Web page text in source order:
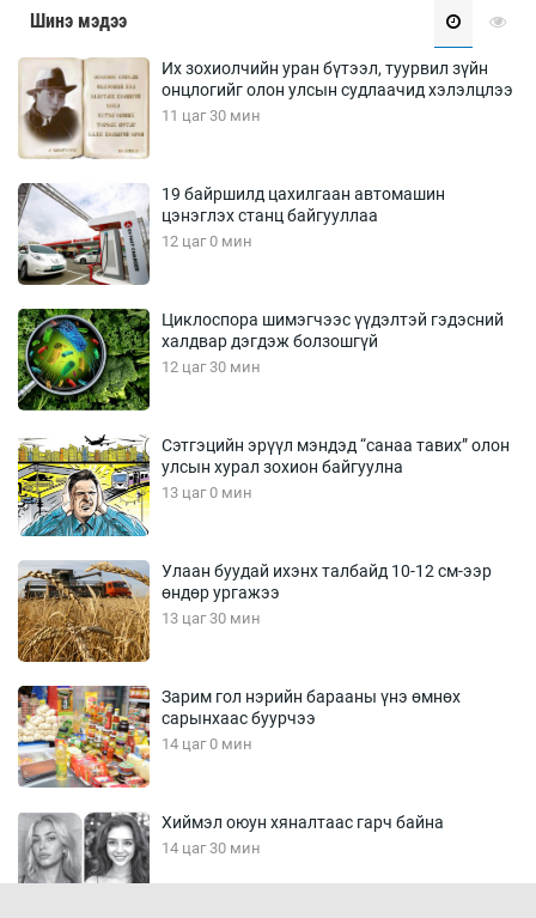
Шинэ мэдээ
Их зохиолчийн уран бүтээл, туурвил зүйн
онцлогийг олон улсын судлаачид хэлэлцлээ
11 цаг 30 мин
19 байршилд цахилгаан автомашин
цэнэглэх станц байгууллаа
12 цаг 0 мин
Циклоспора шимэгчээс үүдэлтэй гэдэсний
халдвар дэгдэж болзошгүй
12 цаг 30 мин
Сэтгэцийн эрүүл мэндэд “санаа тавих” олон
улсын хурал зохион байгуулна
13 цаг 0 мин
Улаан буудай ихэнх талбайд 10-12 см-ээр
өндөр ургажээ
13 цаг 30 мин
Зарим гол нэрийн барааны үнэ өмнөх
сарынхаас буурчээ
14 цаг 0 мин
Хиймэл оюун хяналтаас гарч байна
14 цаг 30 мин